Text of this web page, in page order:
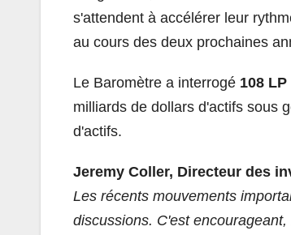
s'attendent à accélérer leur
au cours des deux prochaines
Le Baromètre a interrogé 108 LP
milliards de dollars d'actifs sous
d'actifs.
Jeremy Coller, Directeur des
Les récents mouvements
discussions. C'est